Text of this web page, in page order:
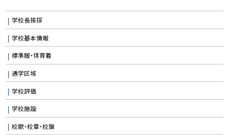
学校長挨拶
学校基本情報
標準服・体育着
通学区域
学校評価
学校施設
校歌・校章・校旗